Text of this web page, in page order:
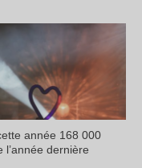
année 168 000
dernière